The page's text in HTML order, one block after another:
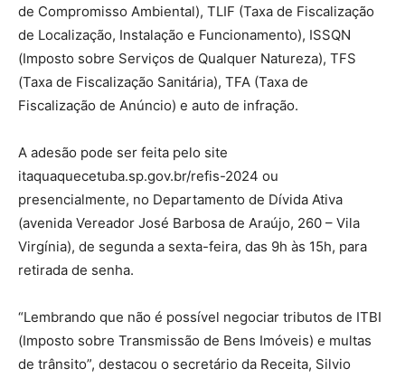
de Compromisso Ambiental), TLIF (Taxa de Fiscalização
de Localização, Instalação e Funcionamento), ISSQN
(Imposto sobre Serviços de Qualquer Natureza), TFS
(Taxa de Fiscalização Sanitária), TFA (Taxa de
Fiscalização de Anúncio) e auto de infração.
A adesão pode ser feita pelo site
itaquaquecetuba.sp.gov.br/refis-2024 ou
presencialmente, no Departamento de Dívida Ativa
(avenida Vereador José Barbosa de Araújo, 260 – Vila
Virgínia), de segunda a sexta-feira, das 9h às 15h, para
retirada de senha.
“Lembrando que não é possível negociar tributos de ITBI
(Imposto sobre Transmissão de Bens Imóveis) e multas
de trânsito”, destacou o secretário da Receita, Silvio